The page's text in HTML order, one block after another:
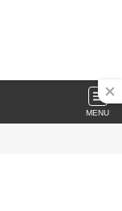
MENU